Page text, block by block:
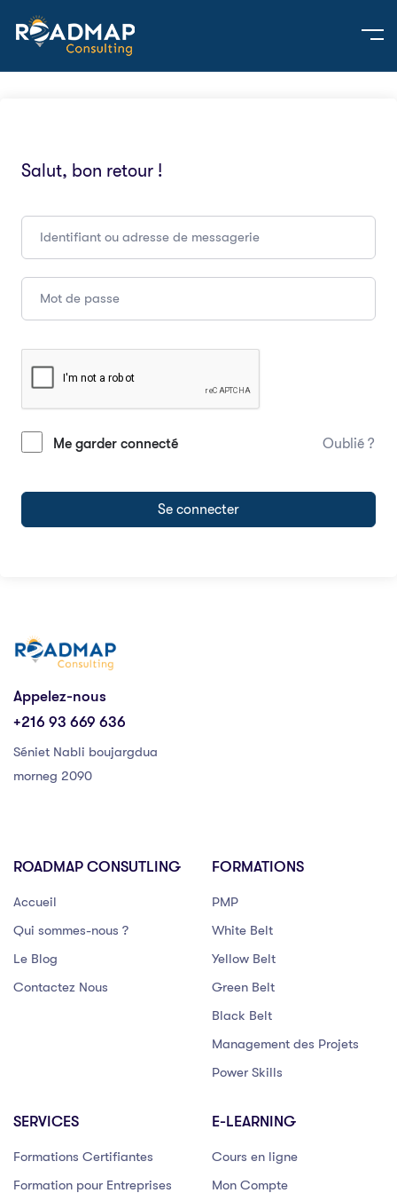
Salut, bon retour !
Me garder connecté Oublié ?
Se connecter
Appelez-nous
+216 93 669 636
Séniet Nabli boujargdua
morneg 2090
ROADMAP CONSUTLING
Accueil
Qui sommes-nous ?
Le Blog
Contactez Nous
FORMATIONS
PMP
White Belt
Yellow Belt
Green Belt
Black Belt
Management des Projets
Power Skills
SERVICES
Formations Certifiantes
Formation pour Entreprises
E-LEARNING
Cours en ligne
Mon Compte